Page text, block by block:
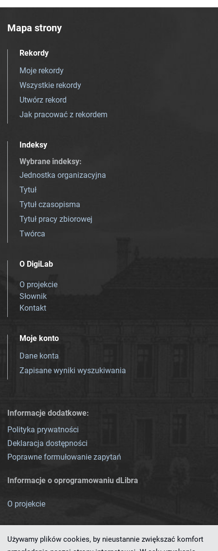
Mapa strony
Rekordy
Moje rekordy
Wszystkie rekordy
Utwórz rekord
Jak pracować z rekordem
Indeksy
Wybrane indeksy:
Jednostka organizacyjna
Tytuł
Tytuł czasopisma
Tytuł pracy zbiorowej
Twórca
O DigiLab
O projekcie
Słownik
Kontakt
Moje konto
Dane konta
Zapisane wyniki wyszukiwania
Informacje dodatkowe:
Polityka prywatności
Deklaracja dostępności
Poprawne formułowanie zapytań
Informacje o oprogramowaniu dLibra
O projekcie
Używamy plików cookies, by nieustannie zwiększać komfort